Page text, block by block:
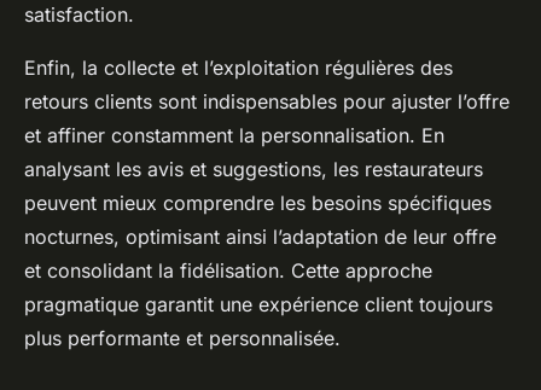
satisfaction.
Enfin, la collecte et l’exploitation régulières des
retours clients sont indispensables pour ajuster l’offre
et affiner constamment la personnalisation. En
analysant les avis et suggestions, les restaurateurs
peuvent mieux comprendre les besoins spécifiques
nocturnes, optimisant ainsi l’adaptation de leur offre
et consolidant la fidélisation. Cette approche
pragmatique garantit une expérience client toujours
plus performante et personnalisée.